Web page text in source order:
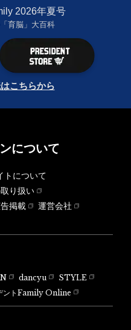
2026年夏号
育脳」大百科
こちらから
について
トについて
り扱い
掲載
運営会社
dancyu
STYLE
ントFamily Online